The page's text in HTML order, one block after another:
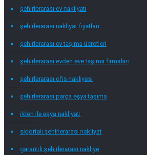
şehirlerarası ev nakliyatı
şehirlerarası nakliyat fiyatları
şehirlerarası ev taşıma ücretleri
şehirlerarası evden eve taşıma firmaları
şehirlerarası ofis nakliyesi
şehirlerarası parça eşya taşıma
ilden ile eşya nakliyatı
sigortalı şehirlerarası nakliyat
garantili şehirlerarası nakliye